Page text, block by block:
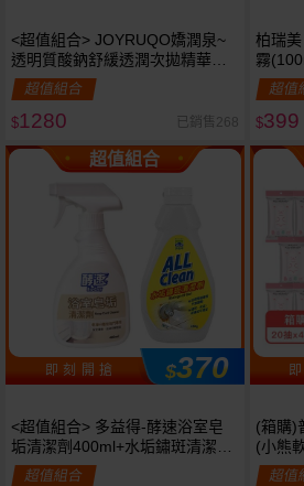
<超值組合> JOYRUQO嬌潤泉~
透明質酸鈉舒緩透潤次拋精華液
(1.5ml*30支入)大盒裝*2+
(1.5ml*5支入)小盒裝*6 組合款
超值組合
$1280 已銷售268
柏瑞
霧
組合
超值
$399
超值組合
即 刻 開 搶 $370
<超值組合> 多益得-酵速浴室皂
垢清潔劑400ml+水垢鏽斑清潔劑
250g 組合款
超值組合
(箱購)
(小熊
限宅配
超值